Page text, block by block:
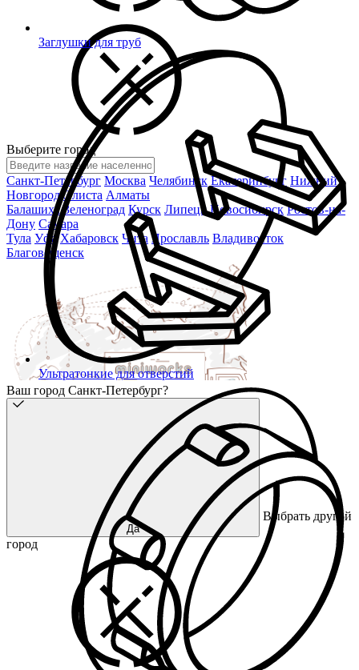
Заглушки для труб
Ультратонкие для отверстий
Выберите город
Санкт-Петербург Москва Челябинск Екатеринбург Нижний
Новгород Элиста Алматы
Балашиха Зеленоград Курск Липецк Новосибирск Ростов-на-
Дону Самара
Тула Уфа Хабаровск Чита Ярославль Владивосток
Благовещенск
Ваш город Санкт-Петербург?
Да
Выбрать другой
город